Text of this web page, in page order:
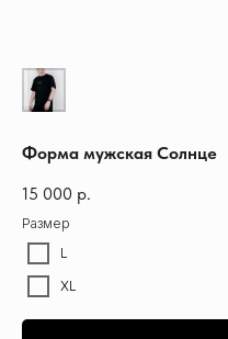
Форма мужская Солнце
15 000 р.
Размер
L
XL